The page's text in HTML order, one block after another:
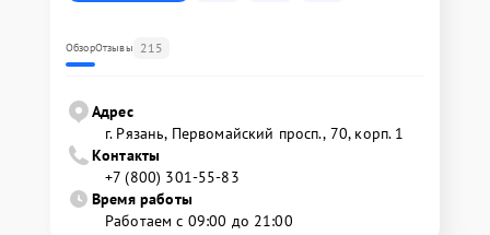
ОбзорОтзывы 215
Адрес
г. Рязань, Первомайский просп., 70, корп. 1
Контакты
+7 (800) 301-55-83
Время работы
Работаем с 09:00 до 21:00